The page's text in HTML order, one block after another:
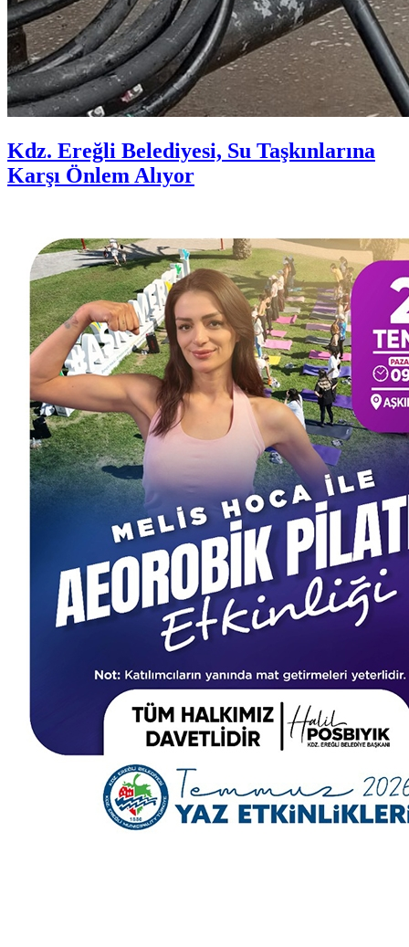
Kdz. Ereğli Belediyesi, Su Taşkınlarına
Karşı Önlem Alıyor